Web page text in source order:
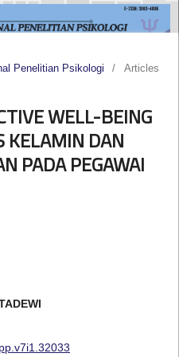
Penelitian Psikologi
/ Articles
WELL-BEING
KELAMIN DAN
PADA PEGAWAI